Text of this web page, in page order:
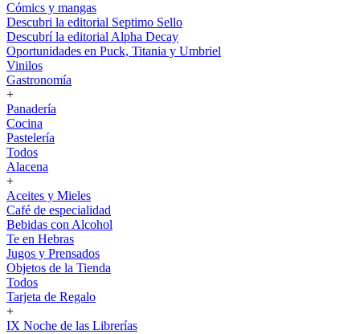
Cómics y mangas
Descubri la editorial Septimo Sello
Descubrí la editorial Alpha Decay
Oportunidades en Puck, Titania y Umbriel
Vinilos
Gastronomía
+
Panadería
Cocina
Pastelería
Todos
Alacena
+
Aceites y Mieles
Café de especialidad
Bebidas con Alcohol
Te en Hebras
Jugos y Prensados
Objetos de la Tienda
Todos
Tarjeta de Regalo
+
IX Noche de las Librerías